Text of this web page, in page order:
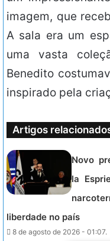
imagem, que
A sala era um
uma vasta
Benedito
inspirado pela
Artigos
Novo
la
liberdade no país
8 de agosto de 2026 - 01:07.